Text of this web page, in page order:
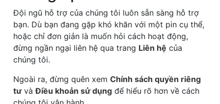
Đội ngũ hỗ trợ của chúng tôi luôn sẵn sàng hỗ trợ
bạn. Dù bạn đang gặp khó khăn với một pin cụ thể,
hoặc chỉ đơn giản là muốn hỏi cách hoạt động,
đừng ngần ngại liên hệ qua trang Liên hệ của
chúng tôi.
Ngoài ra, đừng quên xem Chính sách quyền riêng
tưvàĐiều khoản sử dụng để hiểu rõ hơn về cách